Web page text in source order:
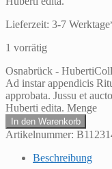
Lieferzeit: 3-7
1 vorrätig
Osnabrück -
Ad instar appendicis
approbata. Jussu et
Huberti edita. Menge
In den Warenkorb
Artikelnummer:
Beschreibung